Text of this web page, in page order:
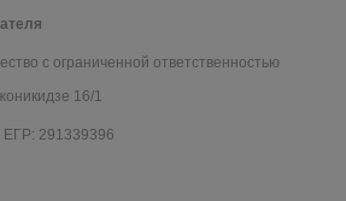
с ограниченной ответственностью
16/1
ЕГР: 291339396